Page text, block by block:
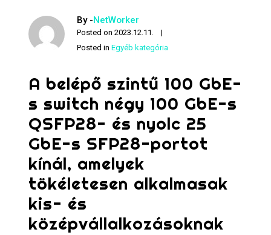
By -NetWorker
Posted on2023.12.11.
Posted inEgyéb kategória
A belépő szintű 100 GbE-
s switch négy 100 GbE-s
QSFP28- és nyolc 25
GbE-s SFP28-portot
kínál, amelyek
tökéletesen alkalmasak
kis- és
középvállalkozásoknak